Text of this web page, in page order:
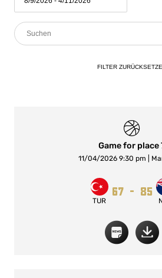
FILTER
Game for place
11/04/2026 9:30 pm |
TUR
67- 85